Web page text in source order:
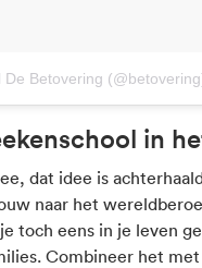
Betovering
in
dat idee is
naar het
toch eens in je leven
Combineer het